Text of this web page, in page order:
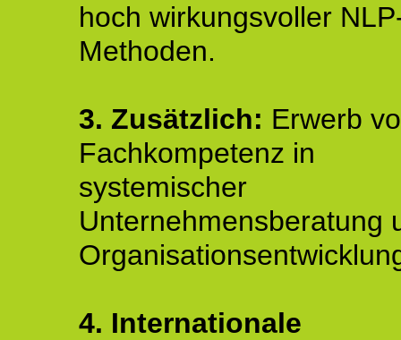
hoch wirkungsvoller
Methoden.
3. Zusätzlich: Erwerb
Fachkompetenz in
systemischer
Unternehmensberatung
4. Internationale